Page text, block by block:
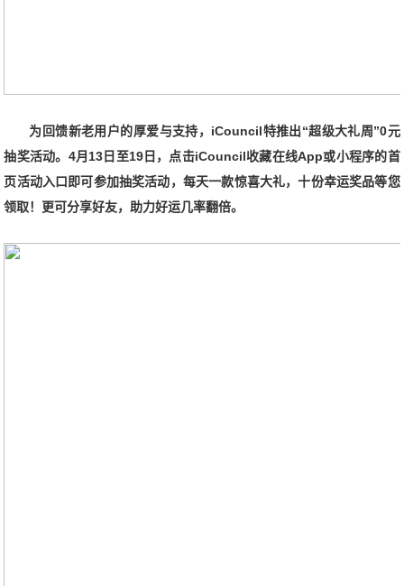
为回馈新老用户的厚爱与支持， iCouncil特推出“超级大礼周”0元
抽奖活动。4月13日至19日，点击iCouncil收藏在线App或小程序的首
页活动入口即可参加抽奖活动，每天一款惊喜大礼，十份幸运奖品等您
领取！更可分享好友，助力好运几率翻倍。